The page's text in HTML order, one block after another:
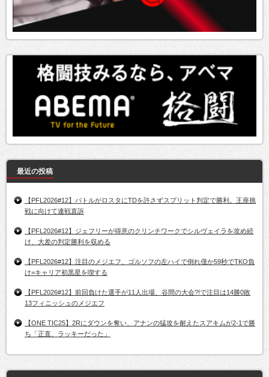
最近の投稿
【PFL2026#12】バトルがロスタにTDを許さずスプリット判定で勝利。王座挑
戦に向けて連戦直訴
【PFL2026#12】ジェフリーが得意のクリンチワークでシルヴェイラを攻め続
け、大差の判定勝利を収める
【PFL2026#12】注目のメジエフ、ゴルソフの左ハイで倒れ僅か59秒でTKO負
け=キャリア初黒星を喫する
【PFL2026#12】前回負けた選手が11人出場、谷間の大会?!で注目は14勝0敗
13フィニッシュのメジエフ
【ONE TIC25】2Rにダウンを奪い、アナンの猛攻を耐えたスアキムが2-1で勝
ち「正直、ラッキーだった」